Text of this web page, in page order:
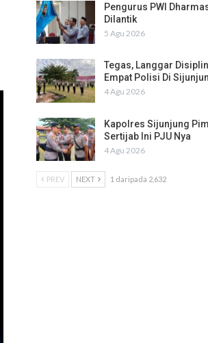
Pengurus PWI
Dilantik
5 Agu 2026
Tegas, Langgar
Empat Polisi Di
4 Agu 2026
Kapolres Sijunjung
Sertijab Ini PJU Nya
4 Agu 2026
PREV NEXT 1 daripada 2,632